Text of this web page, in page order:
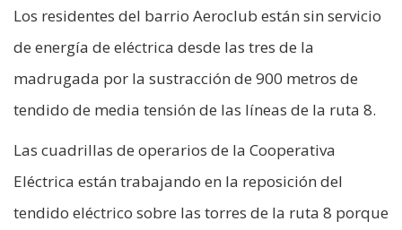
Los residentes del barrio Aeroclub están sin servicio
de energía de eléctrica desde las tres de la
madrugada por la sustracción de 900 metros de
tendido de media tensión de las líneas de la ruta 8.
Las cuadrillas de operarios de la Cooperativa
Eléctrica están trabajando en la reposición del
tendido eléctrico sobre las torres de la ruta 8 porque